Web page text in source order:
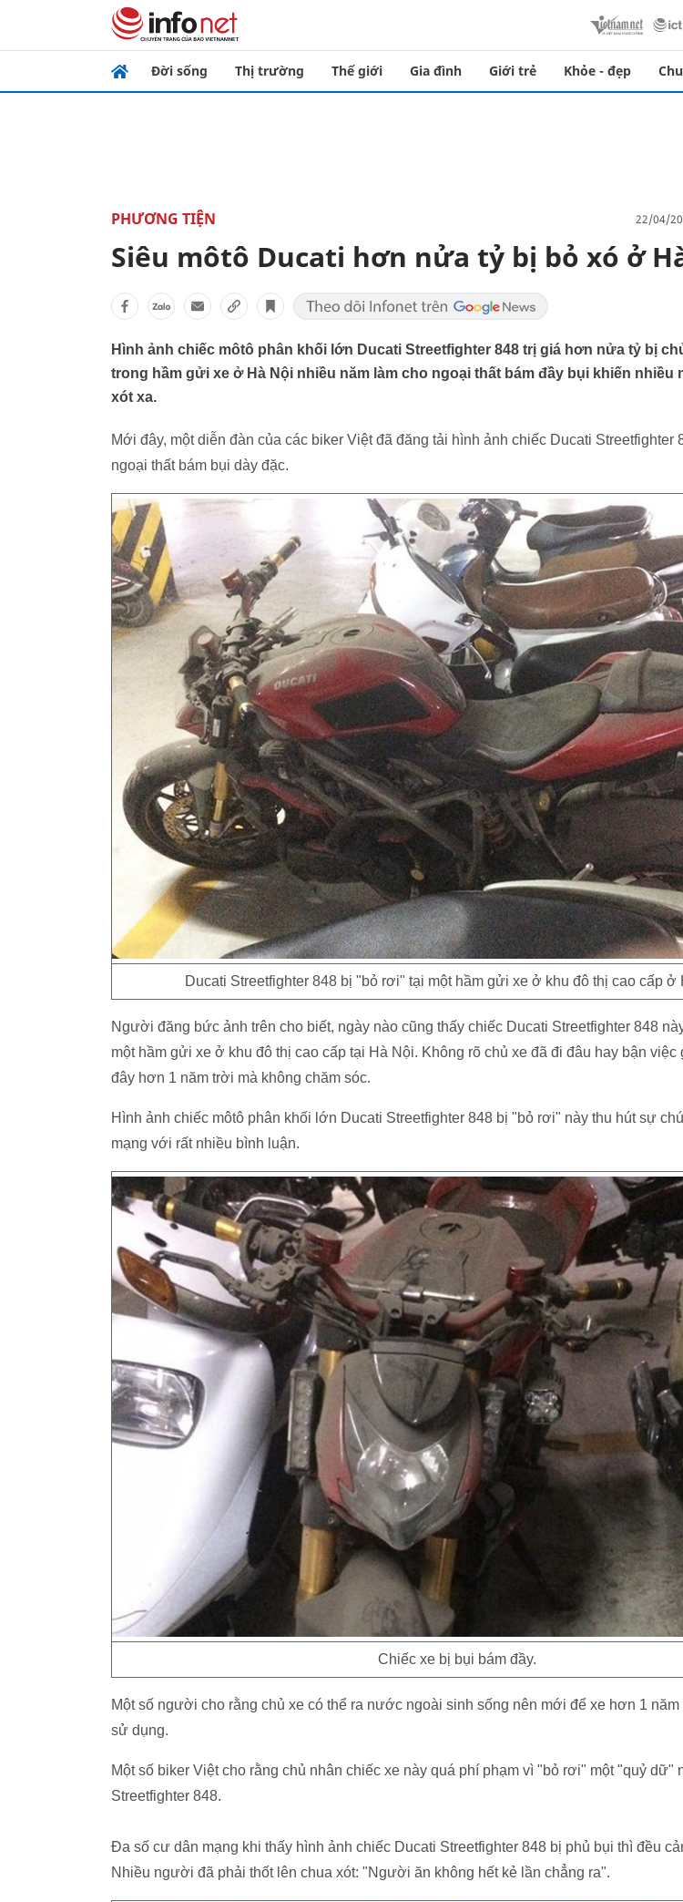
Đời sống Thị trường Thế giới Gia đình Giới trẻ Khỏe - đẹp
PHƯƠNG TIỆN 22/04/
Siêu môtô Ducati hơn nửa tỷ bị bỏ xó ở
Hình ảnh chiếc môtô phân khối lớn Ducati Streetfighter 848 trị giá hơn nửa tỷ bị
trong hầm gửi xe ở Hà Nội nhiều năm làm cho ngoại thất bám đầy bụi khiến
xót xa.
Mới đây, một diễn đàn của các biker Việt đã đăng tải hình ảnh chiếc Ducati Streetfighter
ngoại thất bám bụi dày đặc.
Ducati Streetfighter 848 bị "bỏ rơi" tại một hầm gửi xe ở khu đô thị cao cấp ở
Người đăng bức ảnh trên cho biết, ngày nào cũng thấy chiếc Ducati Streetfighter 848
một hầm gửi xe ở khu đô thị cao cấp tại Hà Nội. Không rõ chủ xe đã đi đâu hay bận việc
đây hơn 1 năm trời mà không chăm sóc.
Hình ảnh chiếc môtô phân khối lớn Ducati Streetfighter 848 bị "bỏ rơi" này thu hút sự
mạng với rất nhiều bình luận.
Chiếc xe bị bụi bám đầy.
Một số người cho rằng chủ xe có thể ra nước ngoài sinh sống nên mới để xe hơn 1
sử dụng.
Một số biker Việt cho rằng chủ nhân chiếc xe này quá phí phạm vì "bỏ rơi" một "quỷ dữ"
Streetfighter 848.
Đa số cư dân mạng khi thấy hình ảnh chiếc Ducati Streetfighter 848 bị phủ bụi thì đều
Nhiều người đã phải thốt lên chua xót: "Người ăn không hết kẻ lần chẳng ra".